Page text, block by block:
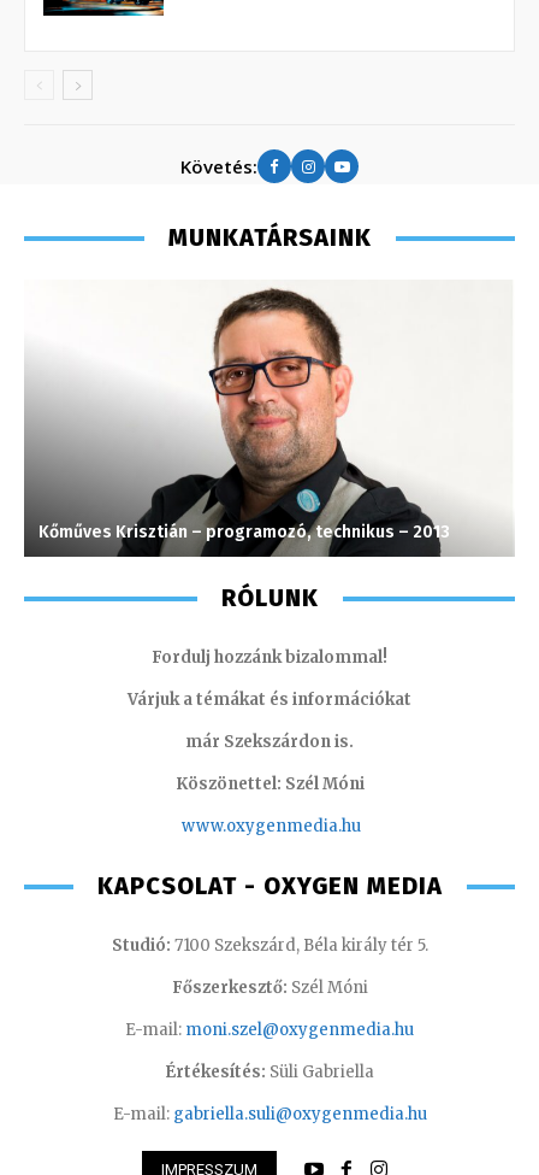
Követés:
MUNKATÁRSAINK
Kőműves Krisztián – programozó, technikus – 2013
RÓLUNK
Fordulj hozzánk bizalommal!
Várjuk a témákat és információkat
már Szekszárdon is.
Köszönettel: Szél Móni
www.oxygenmedia.hu
KAPCSOLAT - OXYGEN MEDIA
Studió: 7100 Szekszárd, Béla király tér 5.
Főszerkesztő: Szél Móni
E-mail: moni.szel@oxygenmedia.hu
Értékesítés: Süli Gabriella
E-mail: gabriella.suli@oxygenmedia.hu
IMPRESSZUM